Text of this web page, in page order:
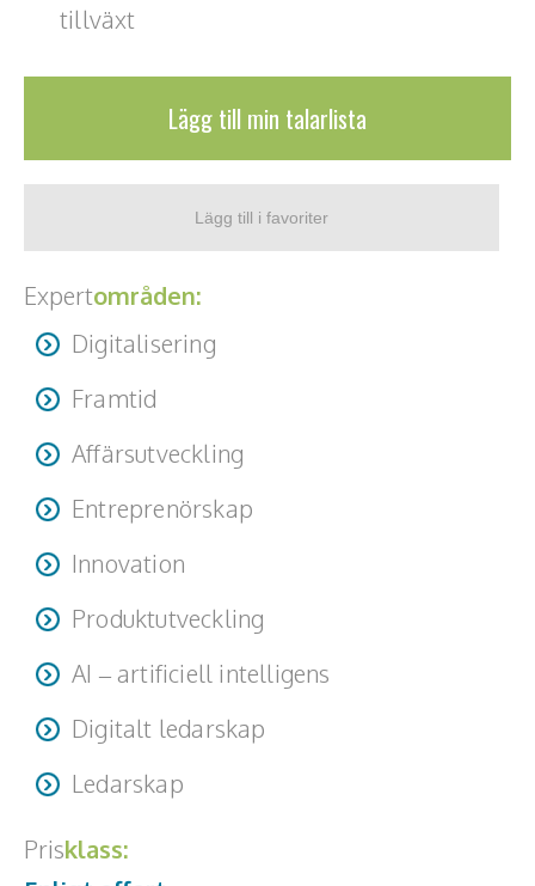
tillväxt
Lägg till min talarlista
Expertområden:
Digitalisering
Framtid
Affärsutveckling
Entreprenörskap
Innovation
Produktutveckling
AI – artificiell intelligens
Digitalt ledarskap
Ledarskap
Prisklass: